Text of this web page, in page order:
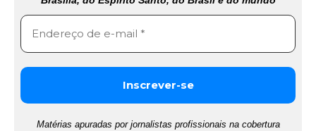
Matérias apuradas por jornalistas profissionais na cobertura